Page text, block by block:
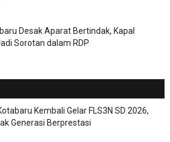
Desak Aparat Bertindak, Kapal
Sorotan dalam RDP
Kembali Gelar FLS3N SD 2026,
Generasi Berprestasi